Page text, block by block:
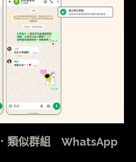
類似群組 WhatsApp